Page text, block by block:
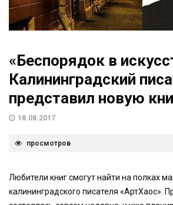
«Беспорядок в
Калининградский
представил новую
18.08.2017
просмотров
Любители книг смогут найти на полках
калининградского писателя «АртХаос».